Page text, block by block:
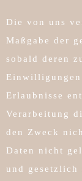
Die von uns
Maßgabe der
sobald deren
Erlaubnisse
Verarbeitung
den Zweck
Daten nicht
und